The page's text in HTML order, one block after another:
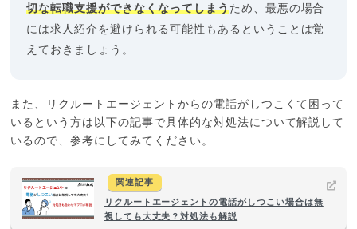
切な転職支援ができなくなってしまうため、最悪の場合
には求人紹介を避けられる可能性もあるということは覚
えておきましょう。
また、リクルートエージェントからの電話がしつこくて困って
いるという方は以下の記事で具体的な対処法について解説して
いるので、参考にしてみてください。
関連記事
リクルートエージェントの電話がしつこい場合は無
視しても大丈夫？対処法も解説